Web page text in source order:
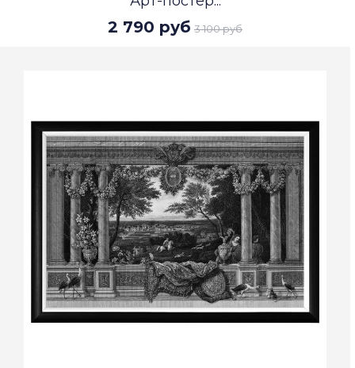
2 790 руб 3 100 руб